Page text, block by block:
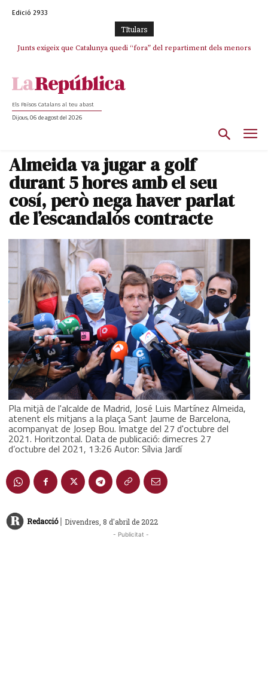
Edició 2933
TItulars
Junts exigeix que Catalunya quedi “fora” del repartiment dels menors
Junqueras demana a l’Estat que assumeixi “responsabilitats” pel “drama
Els Països Catalans al teu abast
Dijous, 06 de agost del 2026
Almeida va jugar a golf
durant 5 hores amb el seu
cosí, però nega haver parlat
de l’escandalós contracte
Pla mitjà de l'alcalde de Madrid, José Luis Martínez Almeida,
atenent els mitjans a la plaça Sant Jaume de Barcelona,
acompanyat de Josep Bou. Imatge del 27 d'octubre del
2021. Horitzontal. Data de publicació: dimecres 27
d’octubre del 2021, 13:26 Autor: Sílvia Jardí
Redacció | Divendres, 8 d'abril de 2022
- Publicitat -